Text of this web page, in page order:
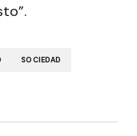
SOCIEDAD